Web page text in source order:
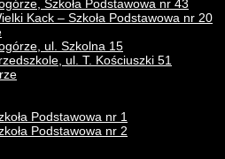
Szkoła Podstawowa nr 43
Kack – Szkoła Podstawowa nr 20
ul. Szkolna 15
ul. T. Kościuszki 51
Podstawowa nr 1
Podstawowa nr 2